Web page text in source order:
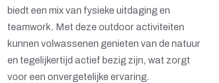
biedt een mix van fysieke uitdaging en
teamwork. Met deze outdoor activiteiten
kunnen volwassenen genieten van de natuur
en tegelijkertijd actief bezig zijn, wat zorgt
voor een onvergetelijke ervaring.